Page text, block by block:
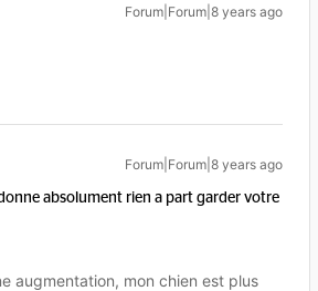
Forum|Forum|8 years ago
Forum|Forum|8 years ago
absolument rien a part garder votre
augmentation, mon chien est plus